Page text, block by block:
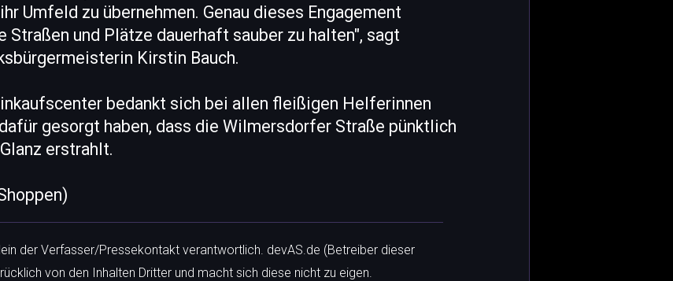
Umfeld zu übernehmen. Genau dieses Engagement
Straßen und Plätze dauerhaft sauber zu halten", sagt
Kirstin Bauch.
bedankt sich bei allen fleißigen Helferinnen
gesorgt haben, dass die Wilmersdorfer Straße pünktlich
erstrahlt.
der Verfasser/Pressekontakt verantwortlich. devAS.de (Betreiber dieser
von den Inhalten Dritter und macht sich diese nicht zu eigen.